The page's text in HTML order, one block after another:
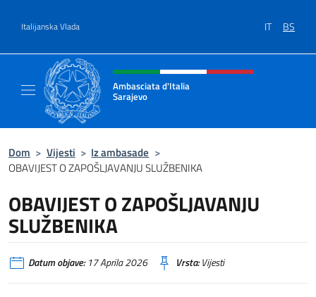
Italijanska Vlada IT BS
Header, social and menu of site
Ambasciata d'Italia
Sarajevo
Dom > Vijesti > Iz ambasade >
OBAVIJEST O ZAPOŠLJAVANJU SLUŽBENIKA
OBAVIJEST O ZAPOŠLJAVANJU
SLUŽBENIKA
Datum objave:17 Aprila 2026 Vrsta:Vijesti